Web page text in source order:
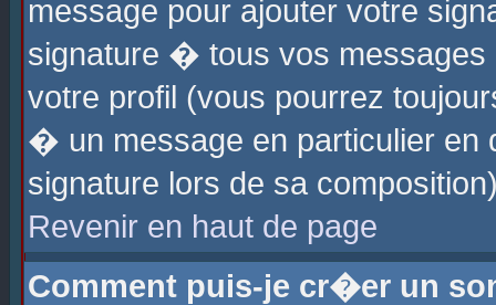
message pour ajouter votre
signature � tous vos
votre profil (vous pourrez
� un message en particulier
signature lors de sa
Revenir en haut de page
Comment puis-je cr�er un